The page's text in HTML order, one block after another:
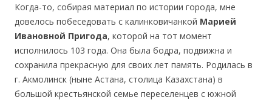
Когда-то, собирая материал по истории города, мне
довелось побеседовать с калинковичанкой Марией
Ивановной Пригода, которой на тот момент
исполнилось 103 года. Она была бодра, подвижна и
сохранила прекрасную для своих лет память. Родилась в
г. Акмолинск (ныне Астана, столица Казахстана) в
большой крестьянской семье переселенцев с южной